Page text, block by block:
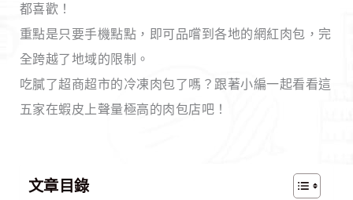
都喜歡！
重點是只要手機點點，即可品嚐到各地的網紅肉包，完
全跨越了地域的限制。
吃膩了超商超市的冷凍肉包了嗎？跟著小編一起看看這
五家在蝦皮上聲量極高的肉包店吧！
文章目錄